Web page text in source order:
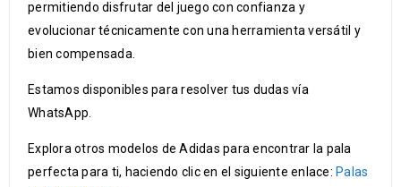
permitiendo disfrutar del juego con confianza y
evolucionar técnicamente con una herramienta versátil y
bien compensada.
Estamos disponibles para resolver tus dudas vía
WhatsApp.
Explora otros modelos de Adidas para encontrar la pala
perfecta para ti, haciendo clic en el siguiente enlace: Palas